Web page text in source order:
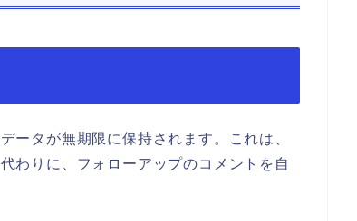
ータが無期限に保持されます。これは、
わりに、フォローアップのコメントを自